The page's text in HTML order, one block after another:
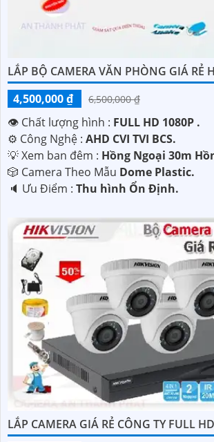
LẮP BỘ CAMERA VĂN PHÒNG GIÁ RẺ
4,500,000 ₫
6,500,000 ₫
👁 Chất lượng hình : FULL HD 1080P .
⚙ Công Nghệ : AHD CVI TVI BCS.
💡 Xem ban đêm : Hồng Ngoại 30m
🎲 Camera Theo Mẫu Dome Plastic.
️🔈 Ưu Điểm : Thu hình Ổn Định.
LẮP CAMERA GIÁ RẺ CÔNG TY FULL HD